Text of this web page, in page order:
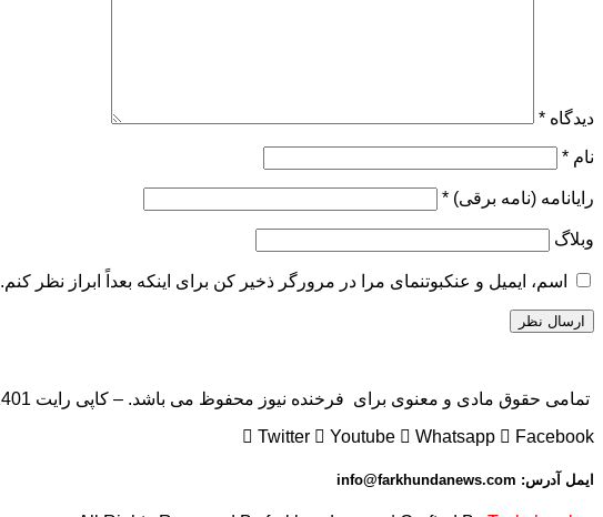
دیدگاه *
نام *
رایانامه (نامه برقی) *
وبلاگ
اسم، ایمیل و عنکبوتنمای مرا در مرورگر ذخیر کن برای اینکه بعداً ابراز نظر کنم.
تمامی حقوق مادی و معنوی برای فرخنده نیوز محفوظ می باشد. – کاپی رایت 1401
Twitter
Youtube Whatsapp Facebook
ایمل آدرس: info@farkhundanews.com